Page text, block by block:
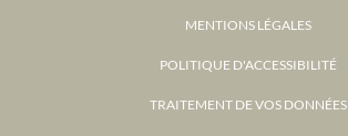
MENTIONS LÉGALES
POLITIQUE D'ACCESSIBILITÉ
TRAITEMENT DE VOS DONNÉES